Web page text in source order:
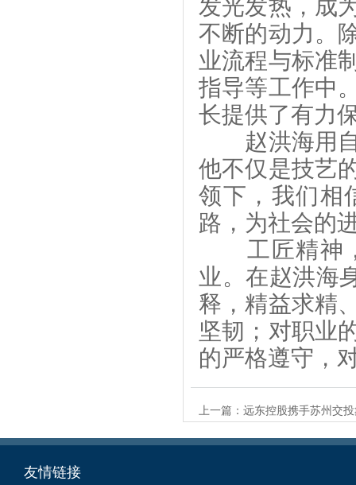
发光发热，成
不断的动力。
业流程与标准
指导等工作中
长提供了有力
赵洪海用自
他不仅是技艺
领下，我们相
路，为社会的
工匠精神，
业。在赵洪海
释，精益求精
坚韧；对职业
的严格遵守，
上一篇： 远东控股携手苏州交
友情链接